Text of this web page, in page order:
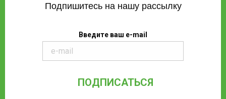
Подпишитесь на нашу рассылку
Введите ваш e-mail